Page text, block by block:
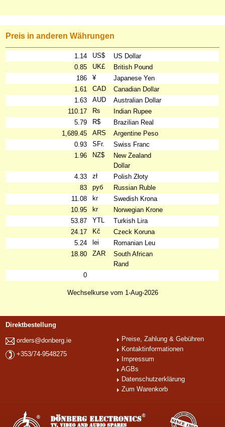
Preis in anderen Währungen
1.14 US$
US Dollar
0.85
UK£
British Pound
186
¥
Japanese Yen
1.61
CAD
Canadian Dollar
1.63
AUD
Australian Dollar
110.17
₨
Indian Rupee
5.79
R$
Brazilian Real
1,689.45
ARS
Argentine Peso
0.93
SFr.
Swiss Franc
1.96
NZ$
New Zealand
Dollar
4.33
zł
Polish Złoty
83
руб
Russian Ruble
11.08
kr
Swedish Krona
10.95
kr
Norwegian Krone
53.87
YTL
Turkish Lira
24.17
Kč
Czeck Koruna
5.24
lei
Romanian Leu
18.80
ZAR
South African
Rand
0
Wechselkurse vom 1-Aug-2026
Direktbestellung
orders@donberg.ie
+353/74-9548275
Preise, Zahlung & Gebühren
Kontaktinformationen
Impressum
AGBs
Datenschutzerklärung
Zum Warenkorb